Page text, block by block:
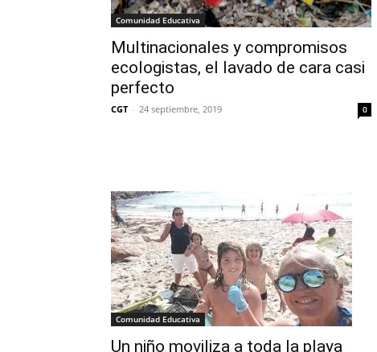
Comunidad Educativa
Multinacionales y compromisos
ecologistas, el lavado de cara casi
perfecto
CGT - 24 septiembre, 2019 0
Comunidad Educativa
Un niño moviliza a toda la playa